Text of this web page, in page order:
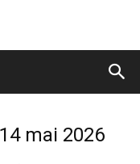
mai 2026